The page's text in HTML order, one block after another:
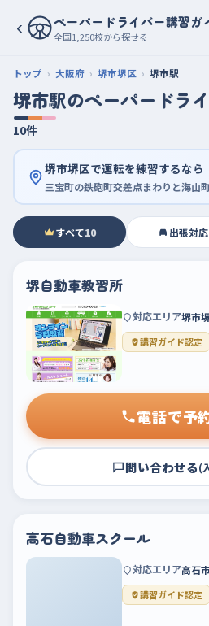
‹ ペーパードライバー講習ガ
全国1,250校から探せる
トップ 大阪府 堺市堺区 堺市駅
堺市駅のペーパードラ
10件
堺市堺区で運転を練習するなら
すべて10 出張対応
堺自動車教習所
対応エリア堺市
講習ガイド認定
電話で予
問い合わせる(
高石自動車スクール
対応エリア高石
講習ガイド認定